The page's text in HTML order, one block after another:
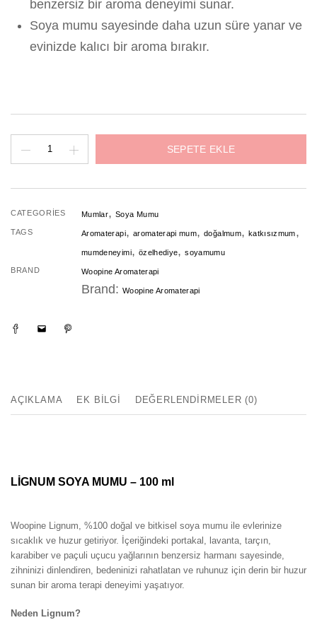
benzersiz bir aroma deneyimi sunar.
Soya mumu sayesinde daha uzun süre yanar ve
evinizde kalıcı bir aroma bırakır.
LİGNUM
SOYA
MUMU
-
100
adet
SEPETE EKLE
CATEGORIES Mumlar,Soya Mumu
TAGS Aromaterapi, aromaterapi mum,doğalmum, katkısızmum,
mumdeneyimi, özelhediye,soyamumu
BRAND Woopine Aromaterapi
Brand: Woopine Aromaterapi
AÇIKLAMA EK BILGI DEĞERLENDIRMELER (0)
LİGNUM SOYA MUMU – 100 ml
Woopine Lignum, %100 doğal ve bitkisel soya mumu ile evlerinize
sıcaklık ve huzur getiriyor. İçeriğindeki portakal, lavanta, tarçın,
karabiber ve paçuli uçucu yağlarının benzersiz harmanı sayesinde,
zihninizi dinlendiren, bedeninizi rahatlatan ve ruhunuz için derin bir huzur
sunan bir aroma terapi deneyimi yaşatıyor.
Neden Lignum?